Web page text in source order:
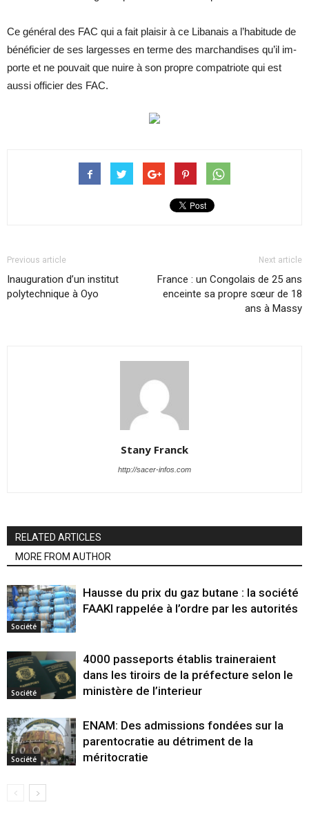
Ce gé­né­ral des FAC qui a fait plai­sir à ce Li­ba­nais a l’ha­bi­tude de
bé­né­fi­cier de ses lar­gesses en terme des mar­chan­dises qu’il im­
porte et ne pou­vait que nuire à son propre com­pa­triote qui est
aussi of­fi­cier des FAC.
Previous article
Inauguration d’un institut
polytechnique à Oyo
Next article
France : un Congo­lais de 25 ans
en­ceinte sa propre sœur de 18
ans à Massy
Stany Franck
http://sacer-infos.com
RELATED ARTICLES
MORE FROM AUTHOR
Société
Hausse du prix du gaz butane : la société
FAAKI rappelée à l’ordre par les autorités
Société
4000 passeports établis traineraient
dans les tiroirs de la préfecture selon le
ministère de l’interieur
Société
ENAM: Des admissions fondées sur la
parentocratie au détriment de la
méritocratie